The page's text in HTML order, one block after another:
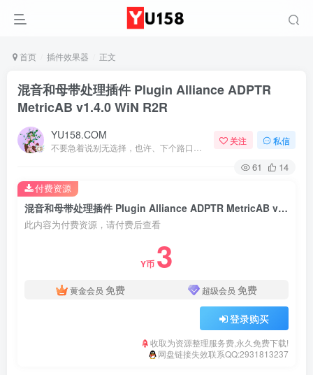
首页 插件效果器 正文
混音和母带处理插件 Plugin Alliance ADPTR
MetricAB v1.4.0 WiN R2R
YU158.COM 关注 私信
61 14
混音和母带处理插件 Plugin Alliance ADPTR MetricAB v1.4.0 WiN R2R
此内容为付费资源，请付费后查看
Y币 3
黄金会员 免费 超级会员 免费
登录购买
收取为资源整理服务费,永久免费下载!
网盘链接失效联系QQ:2931813237
付费资源